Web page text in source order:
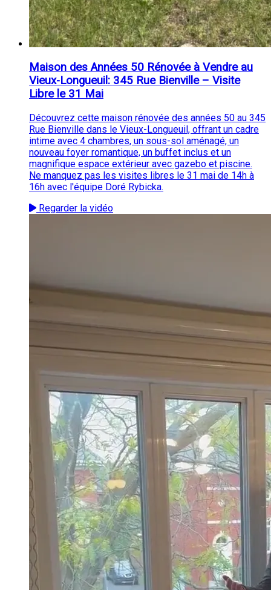
Maison des Années 50 Rénovée à Vendre au
Vieux-Longueuil: 345 Rue Bienville – Visite
Libre le 31 Mai
Découvrez cette maison rénovée des années 50 au 345
Rue Bienville dans le Vieux-Longueuil, offrant un cadre
intime avec 4 chambres, un sous-sol aménagé, un
nouveau foyer romantique, un buffet inclus et un
magnifique espace extérieur avec gazebo et piscine.
Ne manquez pas les visites libres le 31 mai de 14h à
16h avec l'équipe Doré Rybicka.
Regarder la vidéo